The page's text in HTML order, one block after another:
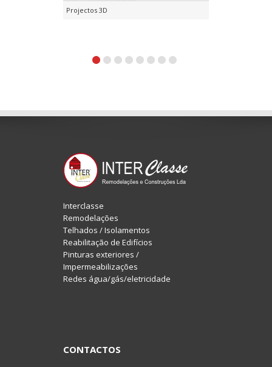
Projectos 3D
Interclasse
Remodelações
Telhados / Isolamentos
Reabilitação de Edifícios
Pinturas exteriores /
Impermeabilizações
Redes água/gás/eletricidade
CONTACTOS